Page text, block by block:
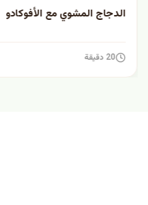
الدجاج المشوي مع الأفوكادو
20 دقيقة